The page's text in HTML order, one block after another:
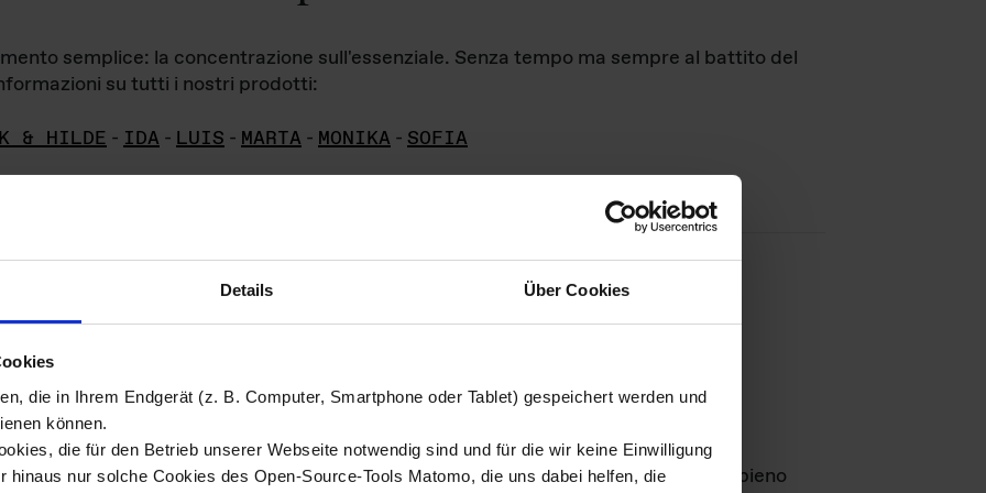
Details Über Cookies
die in Ihrem Endgerät (z. B. Computer, Smartphone oder Tablet) gespeichert werden und
können.
die für den Betrieb unserer Webseite notwendig sind und für die wir keine Einwilligung
hinaus nur solche Cookies des Open-Source-Tools Matomo, die uns dabei helfen, die
semplice: la concentrazione sull'essenziale. Senza tempo ma sempre al battito del
su tutti i nostri prodotti:
& HILDE - IDA - LUIS - MARTA - MONIKA - SOFIA
di immagini
materiale fotografico sono detenuti daDas ganze LebenGmbH e rimangono in pieno